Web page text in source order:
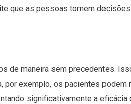
que as pessoas tomem
de maneira sem precedentes.
por exemplo, os pacientes
significativamente a